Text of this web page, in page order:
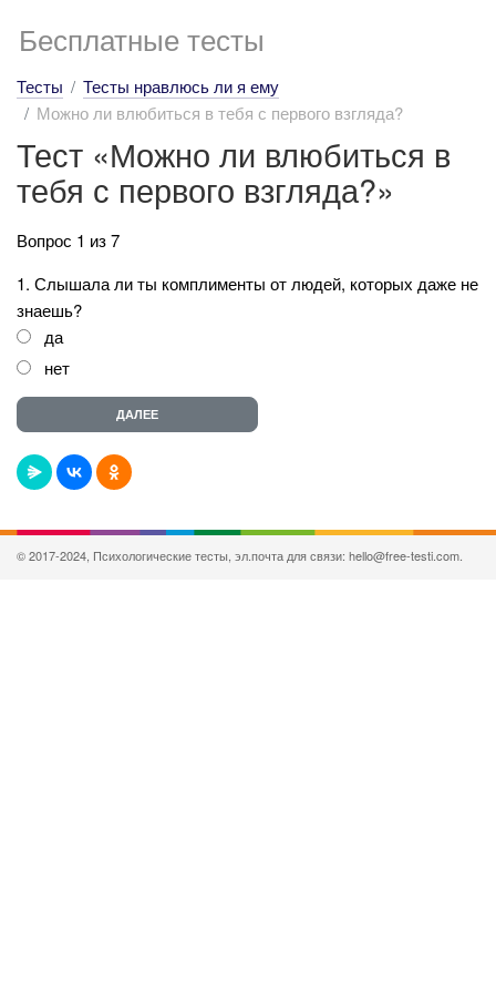
Бесплатные тесты
Тесты
Тесты нравлюсь ли я ему
Можно ли влюбиться в тебя с первого взгляда?
Тест «Можно ли влюбиться в
тебя с первого взгляда?»
Вопрос 1 из 7
1. Слышала ли ты комплименты от людей, которых даже не
знаешь?
да
нет
© 2017-2024, Психологические тесты, эл.почта для связи: hello@free-testi.com.